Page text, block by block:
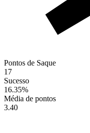
Pontos de Saque
17
Sucesso
16.35%
Média de pontos
3.40